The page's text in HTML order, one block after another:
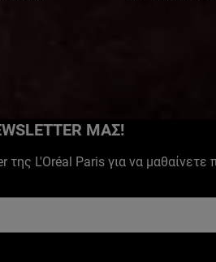
ΜΑΣ!
της L'Oréal Paris για να